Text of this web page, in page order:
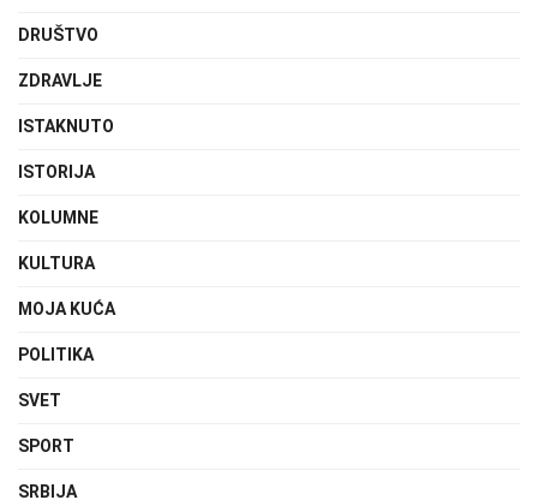
DRUŠTVO
ZDRAVLJE
ISTAKNUTO
ISTORIJA
KOLUMNE
KULTURA
MOJA KUĆA
POLITIKA
SVET
SPORT
SRBIJA